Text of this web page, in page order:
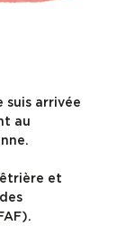
arrivée
au
et